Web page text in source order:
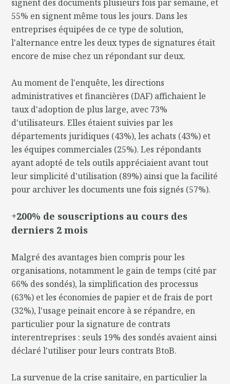
signent des documents plusieurs fois par semaine, et
55% en signent même tous les jours. Dans les
entreprises équipées de ce type de solution,
l'alternance entre les deux types de signatures était
encore de mise chez un répondant sur deux.
Au moment de l'enquête, les directions
administratives et financières (DAF) affichaient le
taux d'adoption de plus large, avec 73%
d'utilisateurs. Elles étaient suivies par les
départements juridiques (43%), les achats (43%) et
les équipes commerciales (25%). Les répondants
ayant adopté de tels outils appréciaient avant tout
leur simplicité d'utilisation (89%) ainsi que la facilité
pour archiver les documents une fois signés (57%).
+200% de souscriptions au cours des
derniers 2 mois
Malgré des avantages bien compris pour les
organisations, notamment le gain de temps (cité par
66% des sondés), la simplification des processus
(63%) et les économies de papier et de frais de port
(32%), l'usage peinait encore à se répandre, en
particulier pour la signature de contrats
interentreprises : seuls 19% des sondés avaient ainsi
déclaré l'utiliser pour leurs contrats BtoB.
La survenue de la crise sanitaire, en particulier la